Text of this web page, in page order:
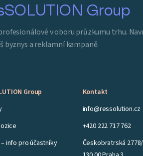
Group
v oboru průzkumu trhu.
byznys a reklamní kampaně.
Group
– info pro účastníky
Kontakt
info@ressolution.cz
+420 222 717 762
Českobratrská